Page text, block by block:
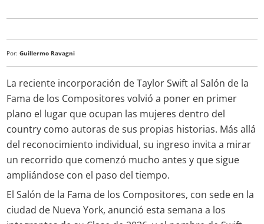
Por: Guillermo Ravagni
La reciente incorporación de Taylor Swift al Salón de la
Fama de los Compositores volvió a poner en primer
plano el lugar que ocupan las mujeres dentro del
country como autoras de sus propias historias. Más allá
del reconocimiento individual, su ingreso invita a mirar
un recorrido que comenzó mucho antes y que sigue
ampliándose con el paso del tiempo.
El Salón de la Fama de los Compositores, con sede en la
ciudad de Nueva York, anunció esta semana a los